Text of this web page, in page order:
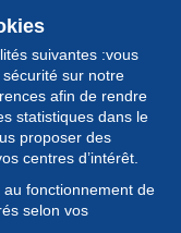
suivantes :vous
sur notre
afin de rendre
statistiques dans le
proposer des
centres d’intérêt.
fonctionnement de
selon vos